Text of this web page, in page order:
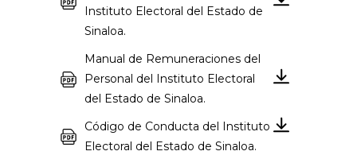
Instituto Electoral del Estado de
Sinaloa.
Manual de Remuneraciones del
Personal del Instituto Electoral
del Estado de Sinaloa.
Código de Conducta del Instituto
Electoral del Estado de Sinaloa.